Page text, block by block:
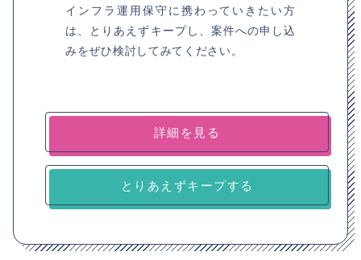
インフラ運用保守に携わっていきたい方
は、とりあえずキープし、案件への申し込
みをぜひ検討してみてください。
詳細を見る
とりあえずキープする